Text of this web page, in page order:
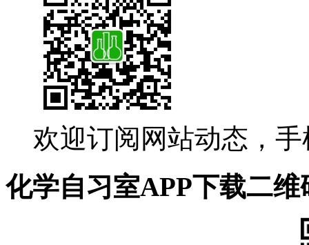
欢迎订阅网站动态，
化学自习室APP下载二维